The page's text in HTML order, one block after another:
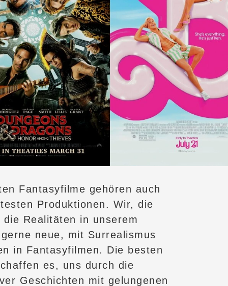
Fantasyfilme gehören auch
Produktionen. Wir, die
die Realitäten in unserem
neue, mit Surrealismus
in Fantasyfilmen. Die besten
es, uns durch die
Geschichten mit gelungenen